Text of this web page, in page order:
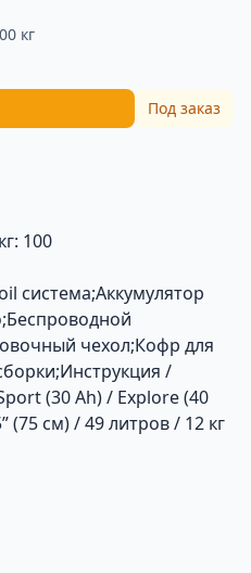
кг
Под заказ
100
система;Аккумулятор
чехол;Кофр для
/
(30 Ah) / Explore (40
(75 см) / 49 литров / 12 кг